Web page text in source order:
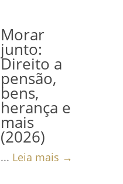
Morar
junto:
Direito a
pensão,
bens,
herança e
mais
(2026)
... Leia mais →